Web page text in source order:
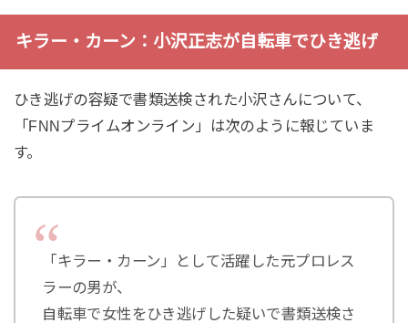
キラー・カーン：小沢正志が自転車でひき逃げ
ひき逃げの容疑で書類送検された小沢さんについて、
「FNNプライムオンライン」は次のように報じていま
す。
「キラー・カーン」として活躍した元プロレス
ラーの男が、
自転車で女性をひき逃げした疑いで書類送検さ